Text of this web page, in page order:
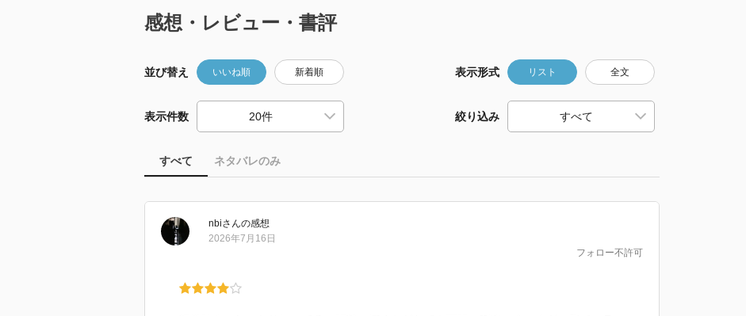
感想・レビュー・書評
並び替え いいね順 新着順 表示形式 リスト 全文
表示件数 絞り込み
すべて ネタバレのみ
nbiさんの感想
フォロー不許可
2026年7月16日